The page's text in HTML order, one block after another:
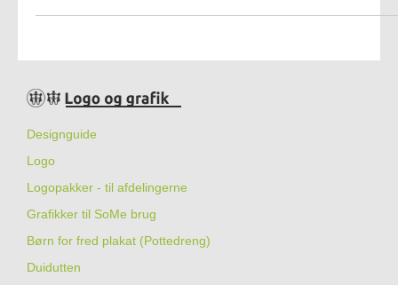
Designguide
Logo
Logopakker - til afdelingerne
Grafikker til SoMe brug
Børn for fred plakat (Pottedreng)
Duidutten